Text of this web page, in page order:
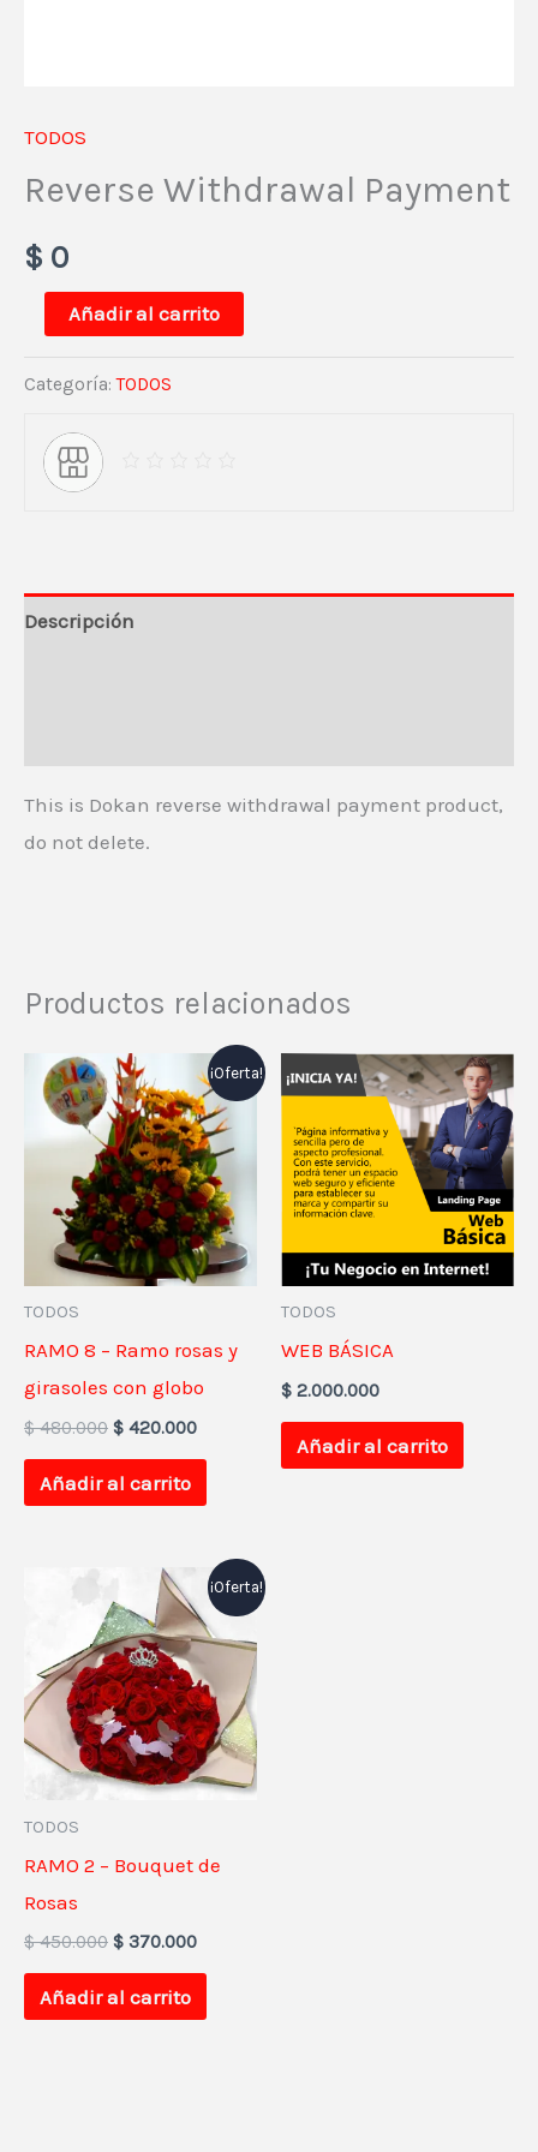
TODOS
Reverse Withdrawal Payment
$ 0
Añadir al carrito
Categoría:TODOS
Descripción
This is Dokan reverse withdrawal payment product,
do not delete.
Productos relacionados
¡Oferta!
TODOS
RAMO 8 – Ramo rosas y
girasoles con globo
$480.000
El
precio
original
era:
$ 480.000.
$ 420.000
El
precio
actual
es:
$ 420.000.
Añadir al carrito
TODOS
WEB BÁSICA
$ 2.000.000
Añadir al carrito
¡Oferta!
TODOS
RAMO 2 – Bouquet de
Rosas
$450.000
precio
original
era:
$ 450.000.
$ 370.000
El
precio
actual
es:
$ 370.000.
Añadir al carrito